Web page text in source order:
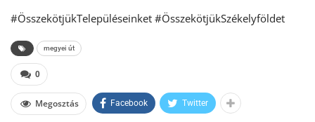
#ÖsszekötjükTelepüléseinket #ÖsszekötjükSzékelyföldet
megyei út
0
Megosztás Facebook Twitter